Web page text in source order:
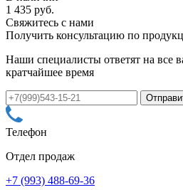
1 435 руб.
Свяжитесь с нами
Получить консультацию по
Наши специалисты ответят на все
кратчайшее время
Телефон
Отдел продаж
+7 (993) 488-69-36